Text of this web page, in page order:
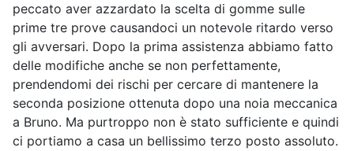
peccato aver azzardato la scelta di gomme sulle
prime tre prove causandoci un notevole ritardo verso
gli avversari. Dopo la prima assistenza abbiamo fatto
delle modifiche anche se non perfettamente,
prendendomi dei rischi per cercare di mantenere la
seconda posizione ottenuta dopo una noia meccanica
a Bruno. Ma purtroppo non è stato sufficiente e quindi
ci portiamo a casa un bellissimo terzo posto assoluto.